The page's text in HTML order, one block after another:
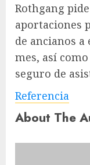
Rothgang
aportaciones
de ancianos a
mes, así
seguro de
Referencia
About The